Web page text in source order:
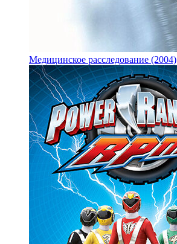
Медицинское расследование (2004)